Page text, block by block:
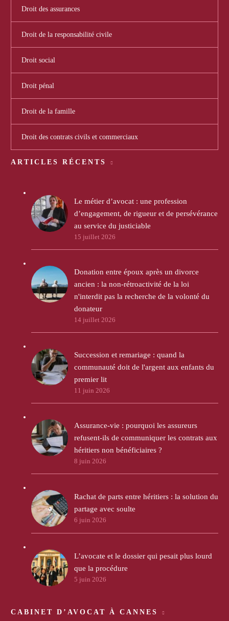
Droit des assurances
Droit de la responsabilité civile
Droit social
Droit pénal
Droit de la famille
Droit des contrats civils et commerciaux
ARTICLES RÉCENTS
Le métier d’avocat : une profession
d’engagement, de rigueur et de persévérance
au service du justiciable
15 juillet 2026
Donation entre époux après un divorce
ancien : la non-rétroactivité de la loi
n'interdit pas la recherche de la volonté du
donateur
14 juillet 2026
Succession et remariage : quand la
communauté doit de l'argent aux enfants du
premier lit
11 juin 2026
Assurance-vie : pourquoi les assureurs
refusent-ils de communiquer les contrats aux
héritiers non bénéficiaires ?
8 juin 2026
Rachat de parts entre héritiers : la solution du
partage avec soulte
6 juin 2026
L’avocate et le dossier qui pesait plus lourd
que la procédure
5 juin 2026
CABINET D’AVOCAT À CANNES